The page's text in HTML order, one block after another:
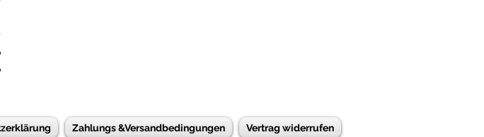
Zahlungs &Versandbedingungen Vertrag widerrufen